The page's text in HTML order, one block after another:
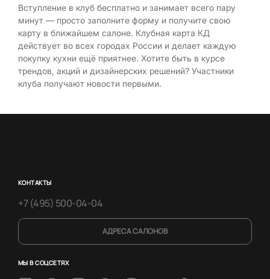
Вступление в клуб бесплатно и занимает всего пару
минут — просто заполните форму и получите свою
карту в ближайшем салоне. Клубная карта КД
действует во всех городах России и делает каждую
покупку кухни ещё приятнее. Хотите быть в курсе
трендов, акций и дизайнерских решений? Участники
клуба получают новости первыми.
КОНТАКТЫ
+7 (495) 500-04-04
АДРЕСА САЛОНОВ
МЫ В СОЦСЕТЯХ